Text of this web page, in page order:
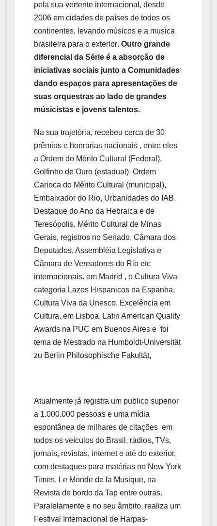
pela sua vertente internacional, desde
2006 em cidades de países de todos os
continentes, levando músicos e a musica
brasileira para o exterior. Outro grande
diferencial da Série é a absorção de
iniciativas sociais junto a Comunidades
dando espaços para apresentações de
suas orquestras ao lado de grandes
músicistas e jovens talentos.
Na sua trajetória, recebeu cerca de 30
prêmios e honrarias nacionais , entre eles
a Ordem do Mérito Cultural (Federal),
Golfinho de Ouro (estadual) Ordem
Carioca do Mérito Cultural (municipal),
Embaixador do Rio, Urbanidades do IAB,
Destaque do Ano da Hebraica e de
Teresópolis, Mérito Cultural de Minas
Gerais, registros no Senado, Câmara dos
Deputados, Assembléia Legislativa e
Câmara de Vereadores do Rio etc
internacionais. em Madrid , o Cultura Viva-
categoria Lazos Hispanicos na Espanha,
Cultura Viva da Unesco, Excelência em
Cultura, em Lisboa, Latin American Quality
Awards na PUC em Buenos Aires e foi
tema de Mestrado na Humboldt-Universität
zu Berlin Philosophische Fakultät,
Atualmente já registra um publico superior
a 1.000.000 pessoas e uma mídia
espontânea de milhares de citações em
todos os veículos do Brasil, rádios, TVs,
jornais, revistas, internet e até do exterior,
com destaques para matérias no New York
Times, Le Monde de la Musique, na
Revista de bordo da Tap entre outras.
Paralelamente e no seu âmbito, realiza um
Festival Internacional de Harpas-